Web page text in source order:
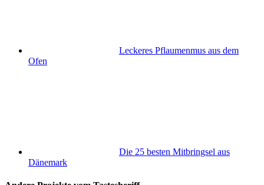
Leckeres Pflaumenmus aus dem
Ofen
Die 25 besten Mitbringsel aus
Dänemark